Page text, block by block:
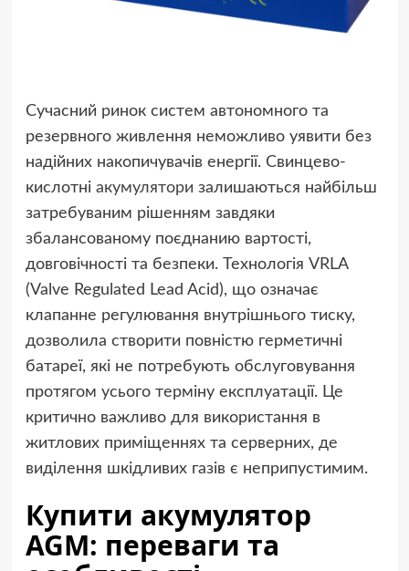
Сучасний ринок систем автономного та
резервного живлення неможливо уявити без
надійних накопичувачів енергії. Свинцево-
кислотні акумулятори залишаються найбільш
затребуваним рішенням завдяки
збалансованому поєднанию вартості,
довговічності та безпеки. Технологія VRLA
(Valve Regulated Lead Acid), що означає
клапанне регулювання внутрішнього тиску,
дозволила створити повністю герметичні
батареї, які не потребують обслуговування
протягом усього терміну експлуатації. Це
критично важливо для використання в
житлових приміщеннях та серверних, де
виділення шкідливих газів є неприпустимим.
Купити акумулятор
AGM: переваги та